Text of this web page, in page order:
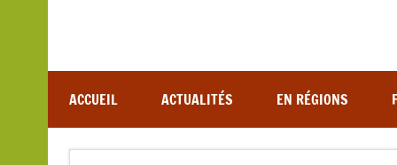
ACCUEIL ACTUALITÉS EN RÉGIONS